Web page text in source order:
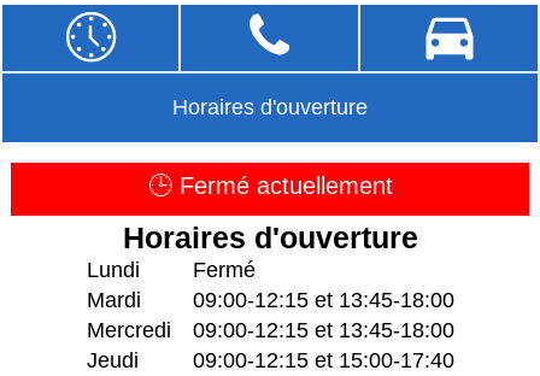
Horaires d'ouverture
🕒 Fermé actuellement
Horaires d'ouverture
Lundi
Fermé
Mardi
09:00-12:15 et 13:45-18:00
Mercredi
09:00-12:15 et 13:45-18:00
Jeudi
09:00-12:15 et 15:00-17:40